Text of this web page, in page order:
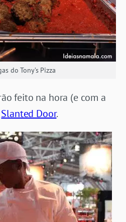
do Tony’s Pizza
feito na hora (e com a
Slanted Door.